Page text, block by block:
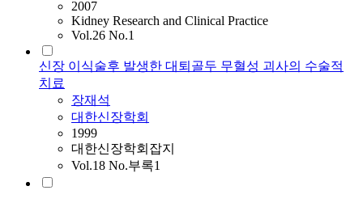
2007
Kidney Research and Clinical Practice
Vol.26 No.1
신장 이식술후 발생한 대퇴골두 무혈성 괴사의 수술적
치료
장재석
대한신장학회
1999
대한신장학회잡지
Vol.18 No.부록1